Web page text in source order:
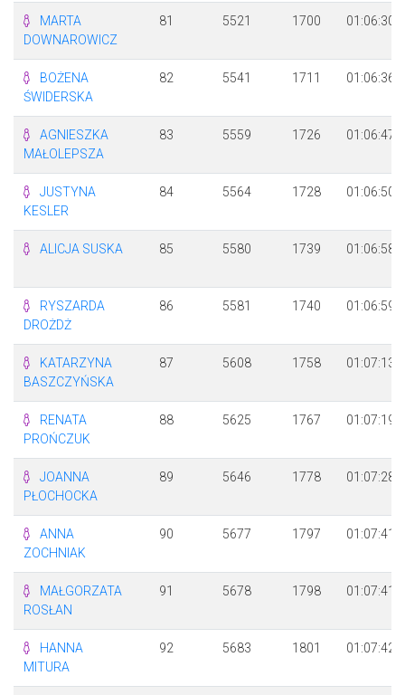
MARTA
DOWNAROWICZ
81 5521 1700 01:06:30
BOŻENA
ŚWIDERSKA
82 5541 1711 01:06:36
AGNIESZKA
MAŁOLEPSZA
83 5559 1726 01:06:47
JUSTYNA
KESLER
84 5564 1728 01:06:50
ALICJA SUSKA 85 5580 1739 01:06:58
RYSZARDA
DROŻDŻ
86 5581 1740 01:06:59
KATARZYNA
BASZCZYŃSKA
87 5608 1758 01:07:13
RENATA
PROŃCZUK
88 5625 1767 01:07:19
JOANNA
PŁOCHOCKA
89 5646 1778 01:07:28
ANNA
ZOCHNIAK
90 5677 1797 01:07:41
MAŁGORZATA
ROSŁAN
91 5678 1798 01:07:41
HANNA
MITURA
92 5683 1801 01:07:42